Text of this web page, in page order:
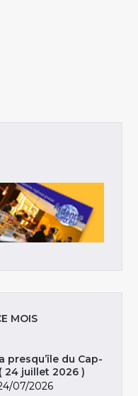
MOIS
presqu’île du Cap-
24 juillet 2026 )
07/2026